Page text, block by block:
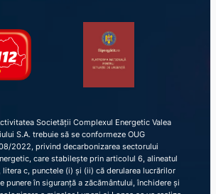
Societății Complexul Energetic Valea
S.A. trebuie să se conformeze OUG
2022, privind decarbonizarea sectorului
care stabilește prin articolul 6, alineatul
litera c, punctele (i) și (ii) că derularea lucrărilor
punere în siguranță a zăcământului, închidere și